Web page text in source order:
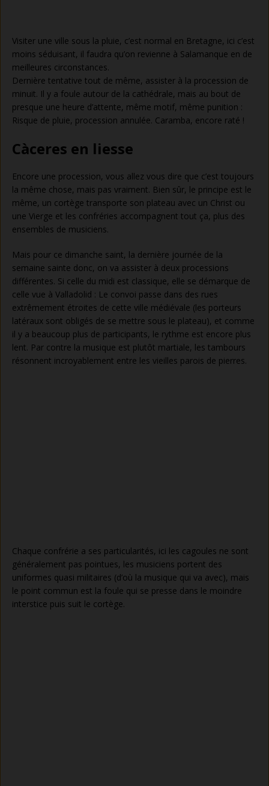
Visiter une ville sous la pluie, c’est normal en Bretagne, ici c’est
moins séduisant, il faudra qu’on revienne à Salamanque en de
meilleures circonstances.
Dernière tentative tout de même, assister à la procession de
minuit. Il y a foule autour de la cathédrale, mais au bout de
presque une heure d’attente, même motif, même punition :
Risque de pluie, procession annulée. Caramba, encore raté !
Càceres en liesse
Encore une procession, vous allez vous dire que c’est toujours
la même chose, mais pas vraiment. Bien sûr, le principe est le
même, un cortège transporte son plateau avec un Christ ou
une Vierge et les confréries accompagnent tout ça, plus des
ensembles de musiciens.
Mais pour ce dimanche saint, la dernière journée de la
semaine sainte donc, on va assister à deux processions
différentes. Si celle du midi est classique, elle se démarque de
celle vue à Valladolid : Le convoi passe dans des rues
extrêmement étroites de cette ville médiévale (les porteurs
latéraux sont obligés de se mettre sous le plateau), et comme
il y a beaucoup plus de participants, le rythme est encore plus
lent. Par contre la musique est plutôt martiale, les tambours
résonnent incroyablement entre les vieilles parois de pierres.
Chaque confrérie a ses particularités, ici les cagoules ne sont
généralement pas pointues, les musiciens portent des
uniformes quasi militaires (d’où la musique qui va avec), mais
le point commun est la foule qui se presse dans le moindre
interstice puis suit le cortège.